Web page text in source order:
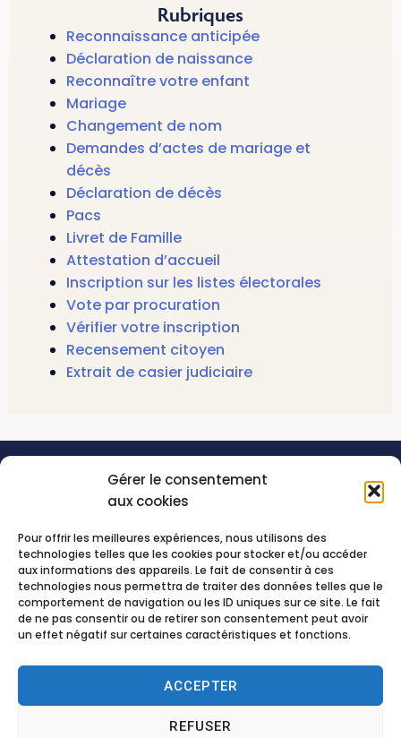
Gérer le consentement
aux cookies
Pour offrir les meilleures expériences, nous utilisons des
technologies telles que les cookies pour stocker et/ou accéder
aux informations des appareils. Le fait de consentir à ces
technologies nous permettra de traiter des données telles que le
comportement de navigation ou les ID uniques sur ce site. Le fait
de ne pas consentir ou de retirer son consentement peut avoir
un effet négatif sur certaines caractéristiques et fonctions.
ACCEPTER
REFUSER
Rubriques
Reconnaissance anticipée
Déclaration de naissance
Reconnaître votre enfant
Mariage
Changement de nom
Demandes d’actes de mariage et
décès
Déclaration de décès
Pacs
Livret de Famille
Attestation d’accueil
Inscription sur les listes électorales
Vote par procuration
Vérifier votre inscription
Recensement citoyen
Extrait de casier judiciaire
Mairie de Lamotte-Beuvron
Mairie 41, Av. de l’Hôtel de Ville